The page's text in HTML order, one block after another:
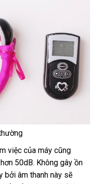
việc hàng
giả
của máy khuyến
mãi
cũng
hợp
50dBcũ
. Không gây ồn
thanh
bởi âm thanh này nội
sẽ